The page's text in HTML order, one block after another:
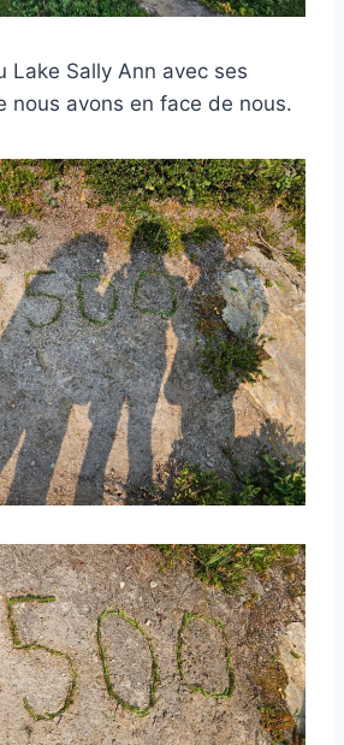
Lake Sally Ann avec ses
nous avons en face de nous.